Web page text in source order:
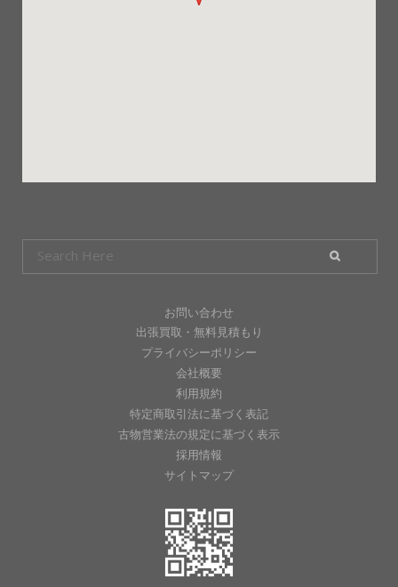
お問い合わせ
出張買取・無料見積もり
プライバシーポリシー
会社概要
利用規約
特定商取引法に基づく表記
古物営業法の規定に基づく表示
採用情報
サイトマップ